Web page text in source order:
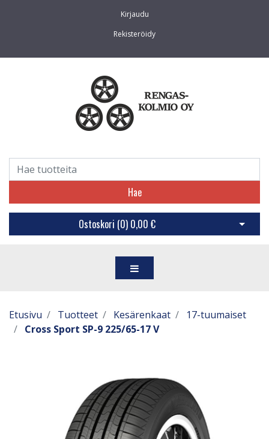
Kirjaudu
Rekisteröidy
Hae
Ostoskori (0) 0,00 € Avaa
Etusivu Tuotteet Kesärenkaat
17-tuumaiset
Cross Sport SP-9 225/65-17 V